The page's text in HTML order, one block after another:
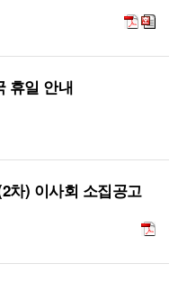
휴일 안내
차) 이사회 소집공고